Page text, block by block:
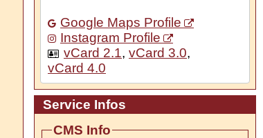
Google Maps Profile
Instagram Profile
vCard 2.1, vCard 3.0,
vCard 4.0
Service Infos
CMS Info